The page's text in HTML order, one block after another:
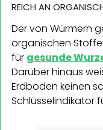
REICH AN
Der von Würmern
organischen
für gesunde
Darüber hinaus
Erdboden keinen
Schlüsselindikator